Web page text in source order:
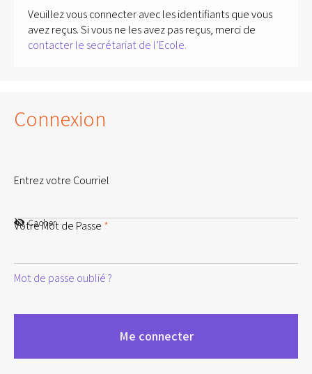
Veuillez vous connecter avec les identifiants que vous
avez reçus. Si vous ne les avez pas reçus, merci de
contacter le secrétariat de l’Ecole.
Connexion
Entrez votre Courriel
Votre Mot de Passe *
Cacher
Mot de passe oublié ?